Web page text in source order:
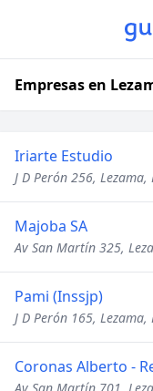
Empresas en
Iriarte Estudio
J D Perón 256,
Majoba SA
Av San Martín 325,
Pami (Inssjp)
J D Perón 165,